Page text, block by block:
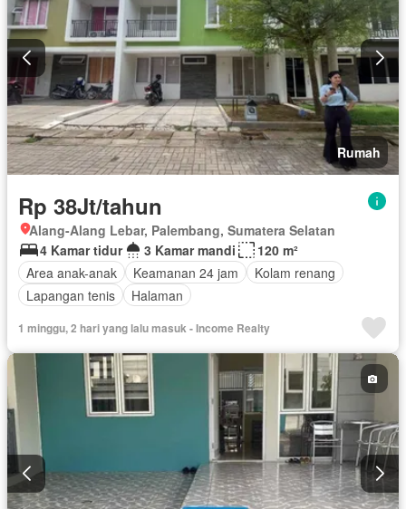
Rumah
Rp 38Jt/tahun
Alang-Alang Lebar, Palembang, Sumatera Selatan
4 Kamar tidur
3 Kamar mandi
120 m²
Area anak-anak
Keamanan 24 jam
Kolam renang
Lapangan tenis
Halaman
1 minggu, 2 hari yang lalu masuk - Income Realty